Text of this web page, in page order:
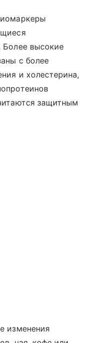
Более высокие
с более
и холестерина,
защитным
изменения